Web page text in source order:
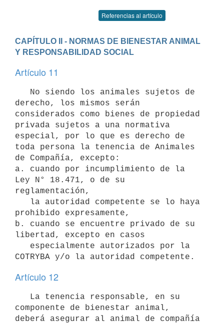
Referencias al artículo
CAPÍTULO II - NORMAS DE BIENESTAR ANIMAL
Y RESPONSABILIDAD SOCIAL
Artículo 11
derecho, los mismos serán
considerados como bienes de propiedad
privada sujetos a una normativa
especial, por lo que es derecho de
toda persona la tenencia de Animales
de Compañía, excepto:
a. cuando por incumplimiento de la
Ley N° 18.471, o de su
reglamentación,
prohibido expresamente,
b. cuando se encuentre privado de su
libertad, excepto en casos
Artículo 12
componente de bienestar animal,
deberá asegurar al animal de compañía